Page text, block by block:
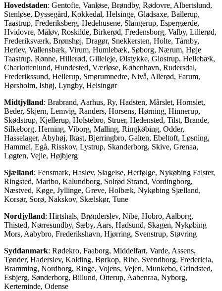
Hovedstaden: Gentofte, Vanløse, Brøndby, Rødovre, Albertslund,
Stenløse, Dyssegård, Kokkedal, Helsinge, Gladsaxe, Ballerup,
Taastrup, Frederiksberg, Hedehusene, Slangerup, Espergærde,
Hvidovre, Måløv, Roskilde, Birkerød, Fredensborg, Valby, Lillerød,
Frederiksværk, Brønshøj, Dragør, Snekkersten, Holte, Tårnby,
Herlev, Vallensbæk, Virum, Humlebæk, Søborg, Nærum, Høje
Taastrup, Rønne, Hillerød, Gilleleje, Ølstykke, Glostrup, Hellebæk,
Charlottenlund, Hundested, Værløse, København, Rudersdal,
Frederikssund, Hellerup, Smørumnedre, Nivå, Allerød, Farum,
Hørsholm, Ishøj, Lyngby, Helsingør
Midtjylland: Brabrand, Aarhus, Ry, Hadsten, Mårslet, Hornslet,
Beder, Skjern, Lemvig, Randers, Horsens, Hørning, Hinnerup,
Skødstrup, Kjellerup, Holstebro, Struer, Hedensted, Tilst, Brande,
Silkeborg, Herning, Viborg, Malling, Ringkøbing, Odder,
Hasselager, Åbyhøj, Ikast, Bjerringbro, Galten, Ebeltoft, Løsning,
Hammel, Egå, Risskov, Lystrup, Skanderborg, Skive, Grenaa,
Løgten, Vejle, Højbjerg
Sjælland: Fensmark, Haslev, Slagelse, Herfølge, Nykøbing Falster,
Ringsted, Maribo, Kalundborg, Solrød Strand, Vordingborg,
Næstved, Køge, Jyllinge, Greve, Holbæk, Nykøbing Sjælland,
Korsør, Sorø, Nakskov, Skælskør, Tune
Nordjylland: Hirtshals, Brønderslev, Nibe, Hobro, Aalborg,
Thisted, Nørresundby, Sæby, Aars, Hadsund, Skagen, Nykøbing
Mors, Aabybro, Frederikshavn, Hjørring, Svenstrup, Støvring
Syddanmark: Rødekro, Faaborg, Middelfart, Varde, Assens,
Tønder, Haderslev, Kolding, Børkop, Ribe, Svendborg, Fredericia,
Bramming, Nordborg, Ringe, Vojens, Vejen, Munkebo, Grindsted,
Esbjerg, Sønderborg, Billund, Otterup, Aabenraa, Nyborg,
Kerteminde, Odense